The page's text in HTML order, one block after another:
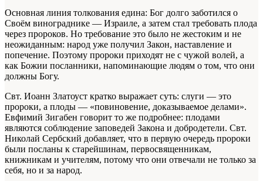
Основная линия толкования едина: Бог долго заботился о
Своём винограднике — Израиле, а затем стал требовать плода
через пророков. Но требование это было не жестоким и не
неожиданным: народ уже получил Закон, наставление и
попечение. Поэтому пророки приходят не с чужой волей, а
как Божии посланники, напоминающие людям о том, что они
должны Богу.
Свт. Иоанн Златоуст кратко выражает суть: слуги — это
пророки, а плоды — «повиновение, доказываемое делами».
Евфимий Зигабен говорит то же подробнее: плодами
являются соблюдение заповедей Закона и добродетели. Свт.
Николай Сербский добавляет, что в первую очередь пророки
были посланы к старейшинам, первосвященникам,
книжникам и учителям, потому что они отвечали не только за
себя, но и за народ.